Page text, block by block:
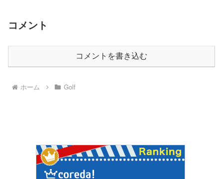
コメント
コメントを書き込む
ホーム Golf